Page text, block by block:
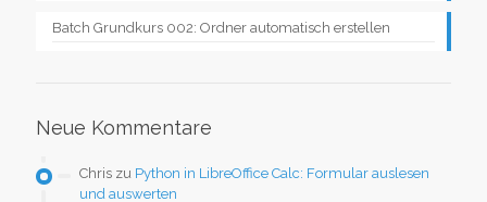
Batch Grundkurs 002: Ordner automatisch erstellen
Neue Kommentare
Chris zu Python in LibreOffice Calc: Formular auslesen
und auswerten